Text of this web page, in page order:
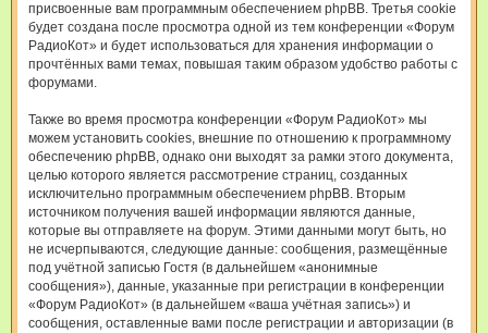
присвоенные вам программным обеспечением phpBB. Третья cookie
будет создана после просмотра одной из тем конференции «Форум
РадиоКот» и будет использоваться для хранения информации о
прочтённых вами темах, повышая таким образом удобство работы с
форумами.
Также во время просмотра конференции «Форум РадиоКот» мы
можем установить cookies, внешние по отношению к программному
обеспечению phpBB, однако они выходят за рамки этого документа,
целью которого является рассмотрение страниц, созданных
исключительно программным обеспечением phpBB. Вторым
источником получения вашей информации являются данные,
которые вы отправляете на форум. Этими данными могут быть, но
не исчерпываются, следующие данные: сообщения, размещённые
под учётной записью Гостя (в дальнейшем «анонимные
сообщения»), данные, указанные при регистрации в конференции
«Форум РадиоКот» (в дальнейшем «ваша учётная запись») и
сообщения, оставленные вами после регистрации и авторизации (в